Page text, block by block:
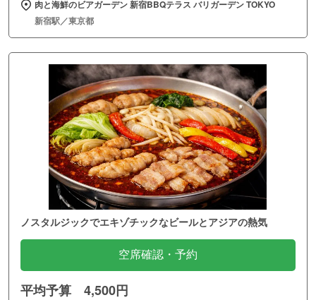
肉と海鮮のビアガーデン 新宿BBQテラス バリガーデン TOKYO
新宿駅／東京都
ノスタルジックでエキゾチックなビールとアジアの熱気
空席確認・予約
平均予算 4,500円